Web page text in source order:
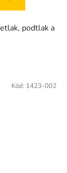
podtlak a
Kód: 1423-002